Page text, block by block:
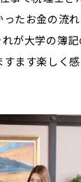
たお金の流
が大学の簿
ます楽しく